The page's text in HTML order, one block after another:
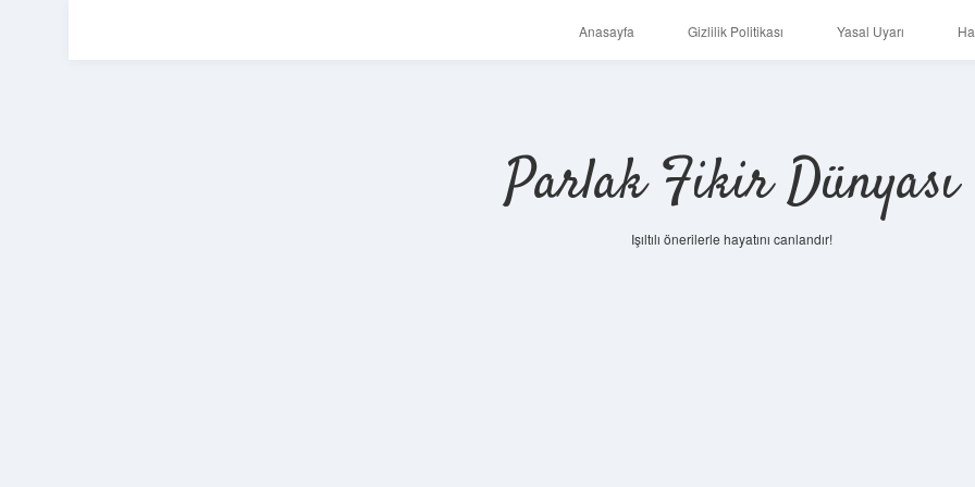
Anasayfa Gizlilik Politikası Yasal Uyarı
Parlak Fikir Dünyası
Işıltılı önerilerle hayatını canlandır!